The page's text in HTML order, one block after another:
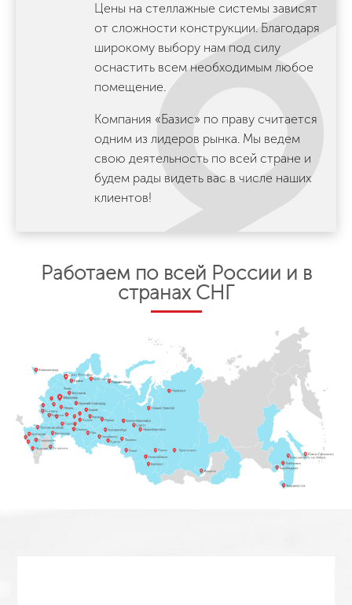
Цены на стеллажные системы зависят
от сложности конструкции. Благодаря
широкому выбору нам под силу
оснастить всем необходимым любое
помещение.
Компания «Базис» по праву считается
одним из лидеров рынка. Мы ведем
свою деятельность по всей стране и
будем рады видеть вас в числе наших
клиентов!
Работаем по всей России и в
странах СНГ